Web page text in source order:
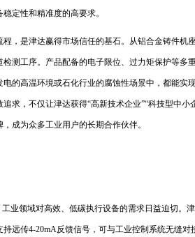
定性和精准度的高要求。
，是津达赢得市场信任的基石。从铝合金铸件机
测工序。产品配备的电子限位、过力矩保护等多
的高温环境或石化行业的腐蚀性场景中，都能实
求，不仅让津达获得“高新技术企业”“科技型中
成为众多工业用户的长期合作伙伴。
工业领域对高效、低碳执行设备的需求日益迫切。
远传4-20mA反馈信号，可与工业控制系统无缝